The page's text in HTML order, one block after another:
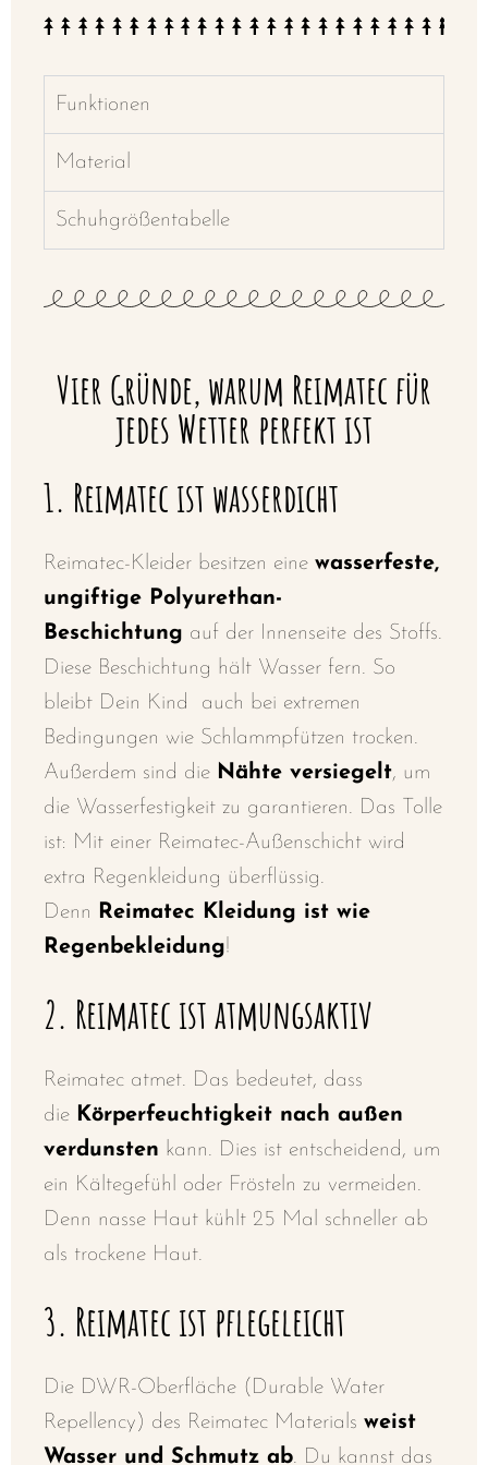
Funktionen
Material
Schuhgrößentabelle
Vier Gründe, warum Reimatec für
jedes Wetter perfekt ist
1. Reimatec ist wasserdicht
Reimatec-Kleider besitzen eine wasserfeste,
ungiftige Polyurethan-
Beschichtung auf der Innenseite des Stoffs.
Diese Beschichtung hält Wasser fern. So
bleibt Dein Kind auch bei extremen
Bedingungen wie Schlammpfützen trocken.
Außerdem sind die Nähte versiegelt, um
die Wasserfestigkeit zu garantieren. Das Tolle
ist: Mit einer Reimatec-Außenschicht wird
extra Regenkleidung überflüssig.
Denn Reimatec Kleidung ist wie
Regenbekleidung!
2. Reimatec ist atmungsaktiv
Reimatec atmet. Das bedeutet, dass
die Körperfeuchtigkeit nach außen
verdunsten kann. Dies ist entscheidend, um
ein Kältegefühl oder Frösteln zu vermeiden.
Denn nasse Haut kühlt 25 Mal schneller ab
als trockene Haut.
3. Reimatec ist pflegeleicht
Die DWR-Oberfläche (Durable Water
Repellency) des Reimatec Materials weist
Wasser und Schmutz ab. Du kannst das